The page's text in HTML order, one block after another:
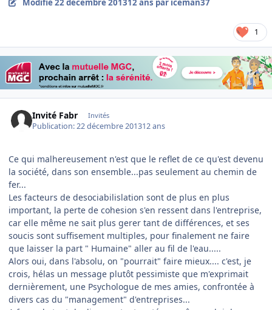
Modifié22 décembre 201312 ans par iceman37
1
Invité Fabr Invités
Publication:22 décembre 201312 ans
Ce qui malhereusement n'est que le reflet de ce qu'est devenu
la société, dans son ensemble...pas seulement au chemin de
fer...
Les facteurs de desociabilislation sont de plus en plus
important, la perte de cohesion s'en ressent dans l'entreprise,
car elle même ne sait plus gerer tant de différences, et ses
soucis sont suffisement multiples, pour finalement ne faire
que laisser la part " Humaine" aller au fil de l'eau.....
Alors oui, dans l'absolu, on "pourrait" faire mieux.... c'est, je
crois, hélas un message plutôt pessimiste que m'exprimait
dernièrement, une Psychologue de mes amies, confrontée à
divers cas du "management" d'entreprises...